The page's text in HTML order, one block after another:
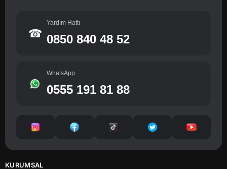
☎
Yardım Hattı
0850 840 48 52
WhatsApp
0555 191 81 88
KURUMSAL